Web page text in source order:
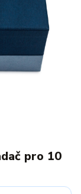
pro 10